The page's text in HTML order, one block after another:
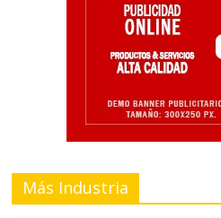
Más Industria